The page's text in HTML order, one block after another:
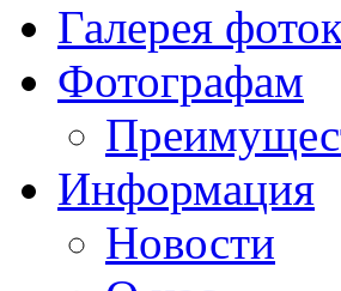
Галерея
Фотографам
Информация
Новости